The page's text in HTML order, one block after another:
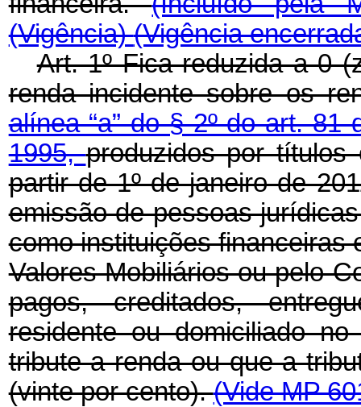
(Vigência)(Vigência
Art. 1º Fica reduzida a 0
renda incidente sobre os
alínea “a” do § 2º do art. 81
1995,produzidos por títulos
partir de 1º de janeiro de
emissão de pessoas
como instituições financeiras
Valores Mobiliários ou pelo
pagos, creditados,
residente ou domiciliado
tribute a renda ou que a
(vinte por cento).(Vide MP